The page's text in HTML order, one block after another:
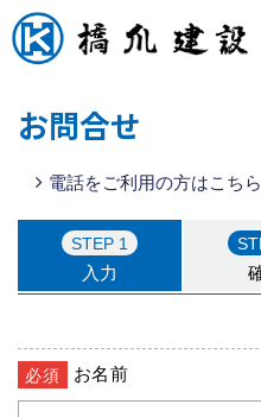
お問合せ
電話をご利用の方はこちら